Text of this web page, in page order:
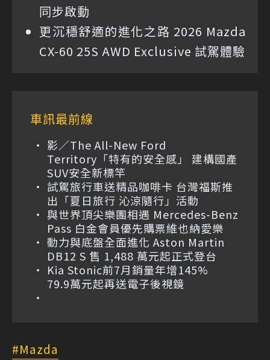
同步啟動
更沉穩舒適的進化之路 2026 Mazda
CX-60 25S AWD Exclusive 試駕體驗
車訊最前線
影／The All-New Ford
Territory「特有的安全感」 建構國產
SUV安全新標竿
試駕旅行車送精品咖啡卡 台灣福斯推
出「夏日旅行 沁涼隨行」活動
與世界頂尖樂團相遇 Mercedes-Benz
Pass 白金會員優先購票維也納愛樂
動力與底盤全面進化 Aston Martin
DB12 S 售 1,488 萬元起正式登台
Kia Stonic前7月銷量年增145%
79.9萬元起再送電子後視鏡
Mazda